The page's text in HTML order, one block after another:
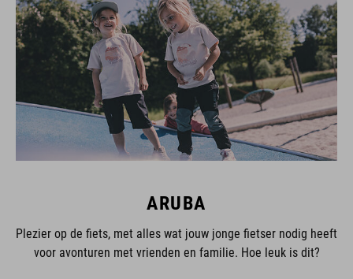
ARUBA
Plezier op de fiets, met alles wat jouw jonge fietser nodig heeft
voor avonturen met vrienden en familie. Hoe leuk is dit?